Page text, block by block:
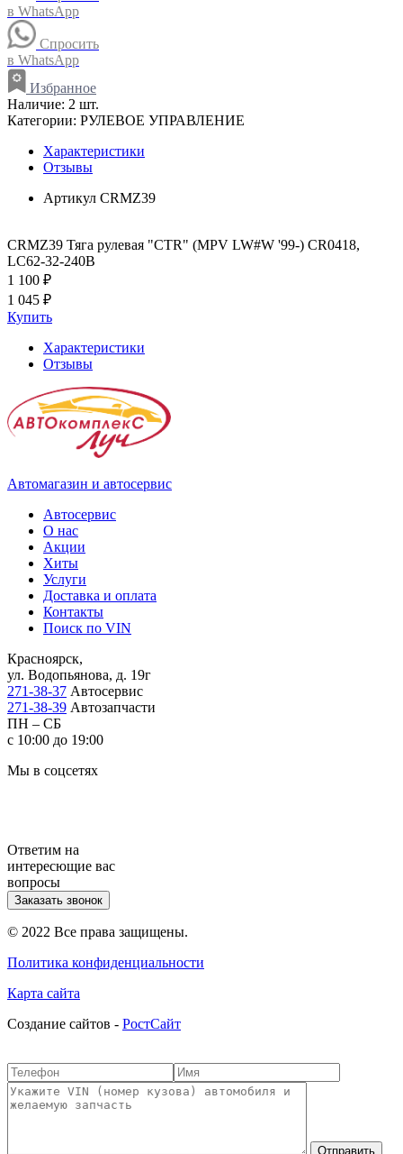
в WhatsApp
Спросить
в WhatsApp
Избранное
Наличие: 2 шт.
Категории: РУЛЕВОЕ УПРАВЛЕНИЕ
Характеристики
Отзывы
Артикул CRMZ39
CRMZ39 Тяга рулевая "CTR" (MPV LW#W '99-) CR0418,
LC62-32-240B
1 100 ₽
1 045 ₽
Купить
Характеристики
Отзывы
Автомагазин и автосервис
Автосервис
О нас
Акции
Хиты
Услуги
Доставка и оплата
Контакты
Поиск по VIN
Красноярск,
ул. Водопьянова, д. 19г
271-38-37 Автосервис
271-38-39 Автозапчасти
ПН – СБ
с 10:00 до 19:00
Мы в соцсетях
Ответим на
интересющие вас
вопросы
Заказать звонок
© 2022 Все права защищены.
Политика конфиденциальности
Карта сайта
Cоздание сайтов - РостСайт